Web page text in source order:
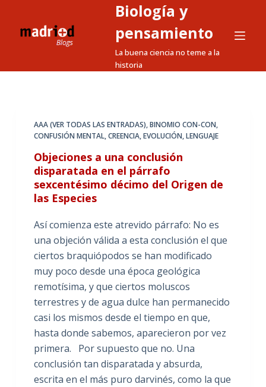
a
Biología y
pensamiento
La buena ciencia no teme a la
historia
AAA (VER TODAS LAS ENTRADAS),BINOMIO CON-CON,
CONFUSIÓN MENTAL,CREENCIA,EVOLUCIÓN,LENGUAJE
Objeciones a una conclusión
disparatada en el párrafo
sexcentésimo décimo del Origen de
las Especies
Así comienza este atrevido párrafo: No es
una objeción válida a esta conclusión el que
ciertos braquiópodos se han modificado
muy poco desde una época geológica
remotísima, y que ciertos moluscos
terrestres y de agua dulce han permanecido
casi los mismos desde el tiempo en que,
hasta donde sabemos, aparecieron por vez
primera. Por supuesto que no. Una
conclusión tan disparatada y absurda,
escrita en el más puro darvinés, como la que